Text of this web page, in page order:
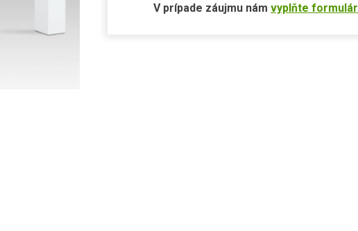
V prípade záujmu nám vyplňte formulár